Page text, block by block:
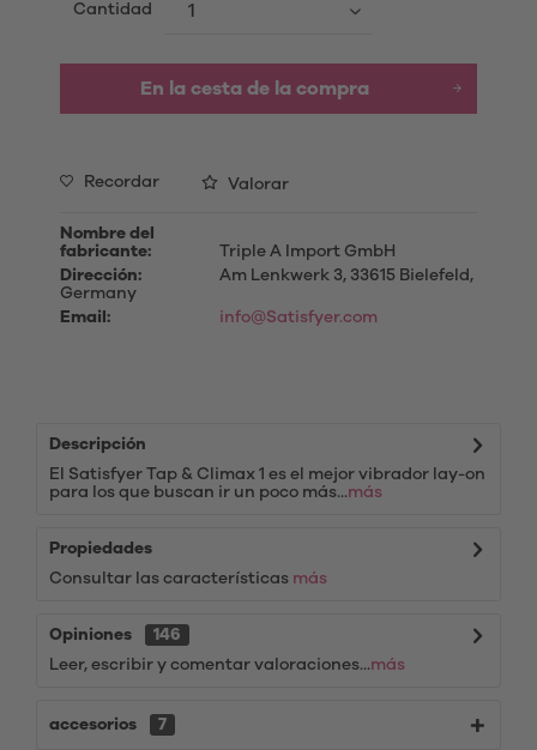
Cantidad
En la cesta de la compra
Recordar Valorar
Nombre del
fabricante:
Triple A Import GmbH
Dirección:
Am Lenkwerk 3, 33615 Bielefeld,
Germany
Email:
info@Satisfyer.com
Descripción
El Satisfyer Tap & Climax 1 es el mejor vibrador lay-on
para los que buscan ir un poco más...más
Propiedades
Consultar las características más
Opiniones
146
Leer, escribir y comentar valoraciones...más
accesorios 7